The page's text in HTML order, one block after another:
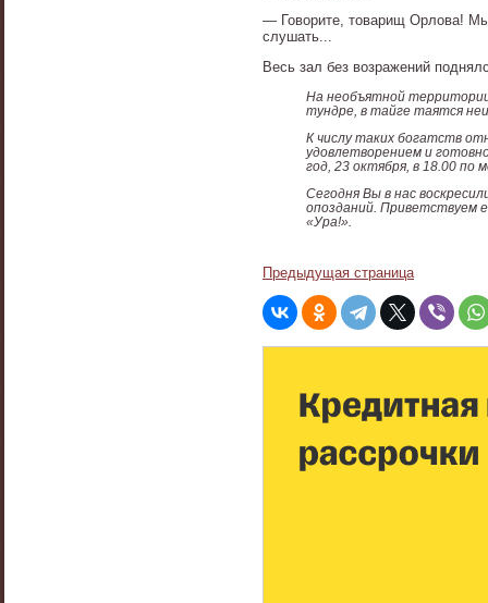
— Говорите, товарищ Орлова! Мы
слушать...
Весь зал без возражений
На необъятной территории
тундре, в тайге таятся
К числу таких богатств
удовлетворением и
год, 23 октября, в 18.00 по
Сегодня Вы в нас
опозданий. Приветствуем
«Ура!».
Предыдущая страница